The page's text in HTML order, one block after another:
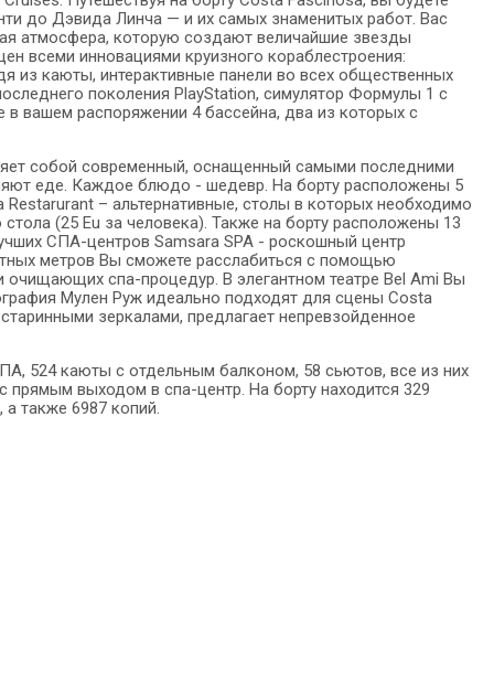
до Дэвида Линча — и их самых знаменитых работ. Вас
атмосфера, которую создают величайшие звезды
всеми инновациями круизного кораблестроения:
из каюты, интерактивные панели во всех общественных
поколения PlayStation, симулятор Формулы 1 с
вашем распоряжении 4 бассейна, два из которых с
собой современный, оснащенный самыми последними
еде. Каждое блюдо - шедевр. На борту расположены 5
– альтернативные, столы в которых необходимо
(25 Eu за человека). Также на борту расположены 13
СПА-центров Samsara SPA - роскошный центр
метров Вы сможете расслабиться с помощью
спа-процедур. В элегантном театре Bel Ami Вы
Мулен Руж идеально подходят для сцены Costa
зеркалами, предлагает непревзойденное
524 каюты с отдельным балконом, 58 сьютов, все из них
выходом в спа-центр. На борту находится 329
также 6987 копий.